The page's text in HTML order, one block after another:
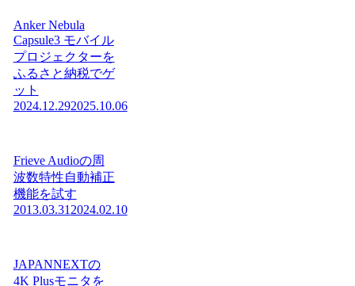
Anker Nebula
Capsule3 モバイル
プロジェクターを
ふるさと納税でゲ
ット
2024.12.292025.10.06
Frieve Audioの周
波数特性自動補正
機能を試す
2013.03.31 2024.02.10
JAPANNEXTの
4K Plusモニタを